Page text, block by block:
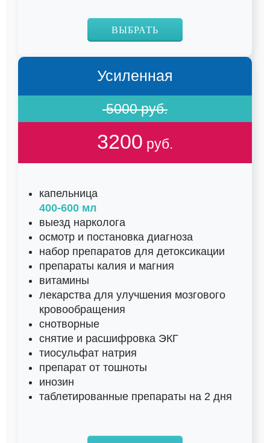
ВЫБРАТЬ
Усиленная
5000 руб.
3200 руб.
капельница
400-600 мл
выезд нарколога
осмотр и постановка диагноза
набор препаратов для детоксикации
препараты калия и магния
витамины
лекарства для улучшения мозгового
кровообращения
снотворные
снятие и расшифровка ЭКГ
тиосульфат натрия
препарат от тошноты
инозин
таблетированные препараты на 2 дня